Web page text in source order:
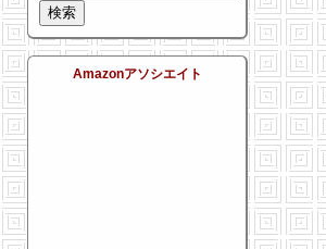
Amazonアソシエイト